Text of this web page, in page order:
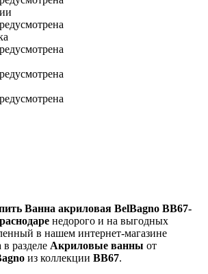
Ванна акриловая BelBagno BB67-
недорого и на выгодных
в нашем интернет-магазине
разделе Акриловые ванны от
из коллекции BB67.